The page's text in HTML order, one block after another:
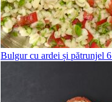
Bulgur cu ardei și pătrunjel 6